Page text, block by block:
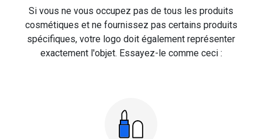
Si vous ne vous occupez pas de tous les produits
cosmétiques et ne fournissez pas certains produits
spécifiques, votre logo doit également représenter
exactement l'objet. Essayez-le comme ceci :